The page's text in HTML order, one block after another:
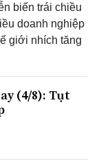
biến trái chiều
doanh nghiệp
giới nhích tăng
(4/8): Tụt